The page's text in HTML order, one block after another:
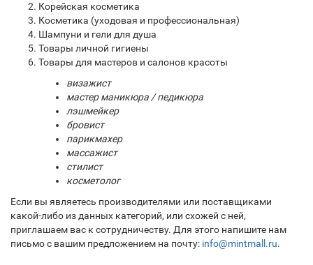
Корейская косметика
Косметика (уходовая и профессиональная)
Шампуни и гели для душа
Товары личной гигиены
Товары для мастеров и салонов красоты
визажист
мастер маникюра / педикюра
лэшмейкер
бровист
парикмахер
массажист
стилист
косметолог
Если вы являетесь производителями или поставщиками
какой-либо из данных категорий, или схожей с ней,
приглашаем вас к сотрудничеству. Для этого напишите нам
письмо с вашим предложением на почту: info@mintmall.ru.